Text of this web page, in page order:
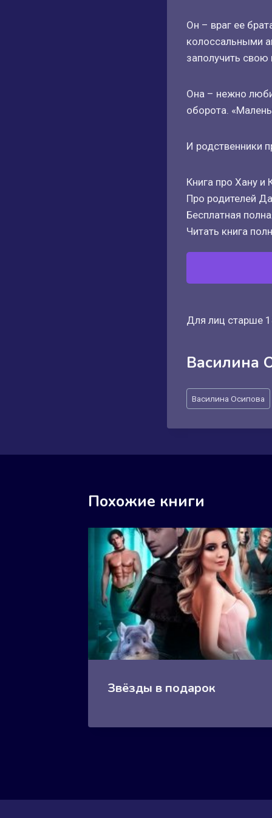
Он – враг ее
колоссальными
заполучить свою
Она – нежно
оборота.
И родственники
Книга про Хану
Про родителей
Бесплатная
Читать книга
Для лиц старше
Василина
Метки
записи:
Василина Осипова
Похожие книги
Звёзды в подарок